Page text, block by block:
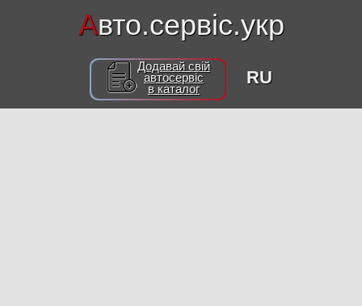
Авто.сервіс.укр
Додавай свій
автосервіс
в каталог
RU